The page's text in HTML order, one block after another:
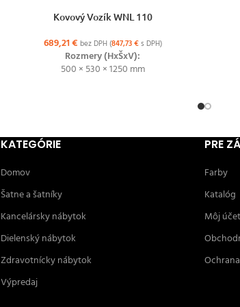
VÝBER MOŽNOSTÍKovový Vozík WNL 110
689,21€ bez DPH (847,73€s DPH)
Rozmery (HxŠxV):
500 × 530 × 1250 mm
KATEGÓRIE
Domov
Šatne a šatníky
Kancelársky nábytok
Dielenský nábytok
Zdravotnícky nábytok
Výpredaj
PRE
Farby
Katalóg
Môj účet